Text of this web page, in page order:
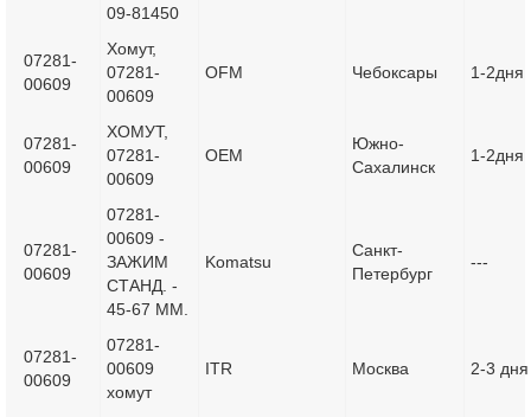
09-81450
07281-
00609
Хомут,
07281-
00609
OFM Чебоксары 1-2дня
07281-
00609
ХОМУТ,
07281-
00609
OEM
Южно-
Сахалинск
1-2дня
07281-
00609
07281-
00609 -
ЗАЖИМ
СТАНД. -
45-67 MM.
Komatsu
Санкт-
Петербург
---
07281-
00609
07281-
00609
хомут
ITR Москва 2-3 дня